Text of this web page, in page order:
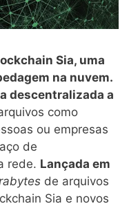
Sia, uma
na nuvem.
descentralizada a
como
ou empresas
de
rede. Lançada em
de arquivos
Sia e novos